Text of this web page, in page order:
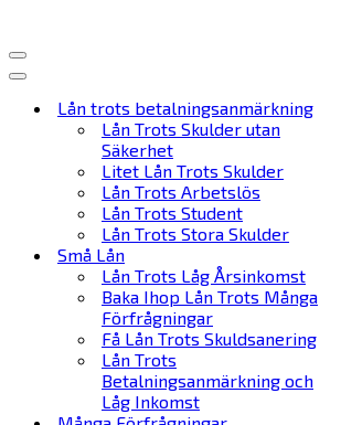
Navigeringsmeny
Navigeringsmeny
Lån trots betalningsanmärkning
Lån Trots Skulder utan
Säkerhet
Litet Lån Trots Skulder
Lån Trots Arbetslös
Lån Trots Student
Lån Trots Stora Skulder
Små Lån
Lån Trots Låg Årsinkomst
Baka Ihop Lån Trots Många
Förfrågningar
Få Lån Trots Skuldsanering
Lån Trots
Betalningsanmärkning och
Låg Inkomst